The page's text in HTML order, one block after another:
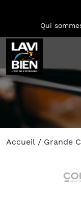
Qui
Accueil / Grande